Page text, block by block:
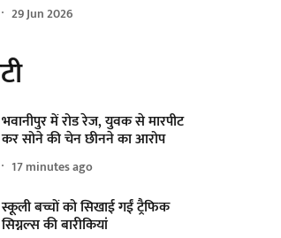
29 Jun 2026
भवानीपुर में रोड रेज, युवक से मारपीट
कर सोने की चेन छीनने का आरोप
17 minutes ago
स्कूली बच्चों को सिखाई गईं ट्रैफिक
सिग्नल्स की बारीकियां